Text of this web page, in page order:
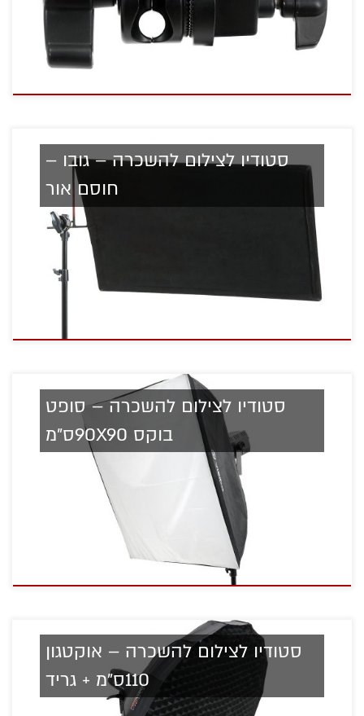
סטודיו לצילום להשכרה – גובו –
חוסם אור
סטודיו לצילום להשכרה – סופט
בוקס 90X90ס"מ
סטודיו לצילום להשכרה – אוקטגון
110ס"מ + גריד